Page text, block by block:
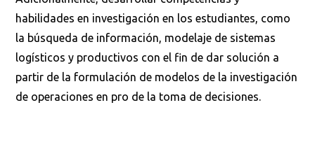
habilidades en investigación en los estudiantes, como
la búsqueda de información, modelaje de sistemas
logísticos y productivos con el fin de dar solución a
partir de la formulación de modelos de la investigación
de operaciones en pro de la toma de decisiones.
Busca en la escuela
¿Qué buscas?